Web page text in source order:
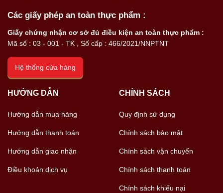
Các giấy phép an toàn thực phẩm :
Giấy chứng nhận cơ sở đủ điều kiện an toàn thực phẩm :
Mã số : 03 - 001 - TK , Số cấp : 466/2021/NNPTNT
Hệ thống cửa hàng
HƯỚNG DẪN
Hướng dẫn mua hàng
Hướng dẫn thanh toán
Hướng dẫn giao nhận
Điều khoản dịch vụ
CHÍNH SÁCH
Quy định sử dụng
Chính sách bảo mật
Chính sách vận chuyển
Chính sách thanh toán
Chính sách khiếu nại